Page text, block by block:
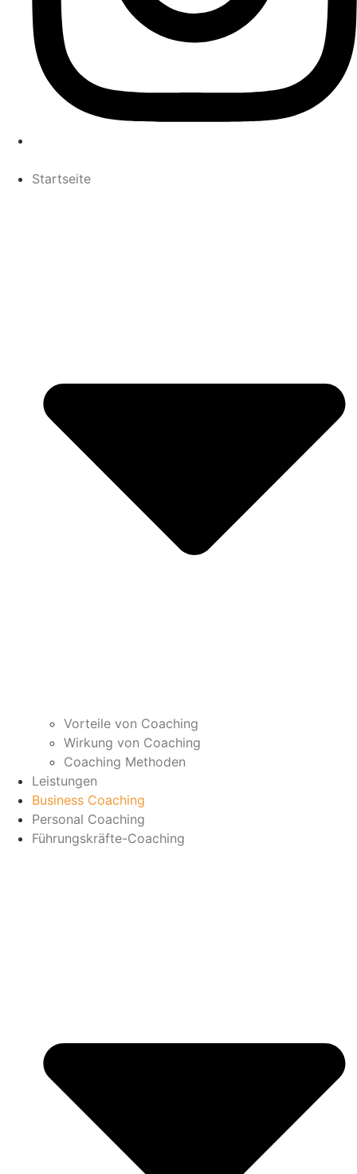
Startseite
Vorteile von Coaching
Wirkung von Coaching
Coaching Methoden
Leistungen
Business Coaching
Personal Coaching
Führungskräfte-Coaching